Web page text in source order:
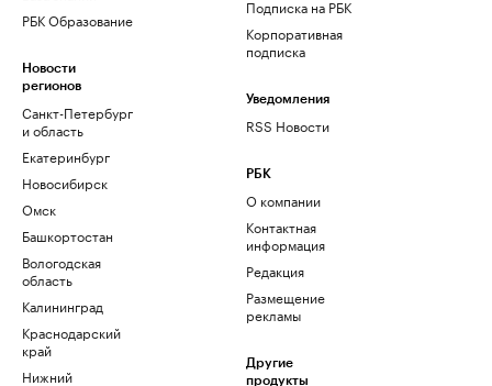
РБК Образование
Новости
регионов
Санкт-Петербург
и область
Екатеринбург
Новосибирск
Омск
Башкортостан
Вологодская
область
Калининград
Краснодарский
край
Нижний
Подписка на РБК
Корпоративная
подписка
Уведомления
RSS Новости
РБК
О компании
Контактная
информация
Редакция
Размещение
рекламы
Другие
продукты